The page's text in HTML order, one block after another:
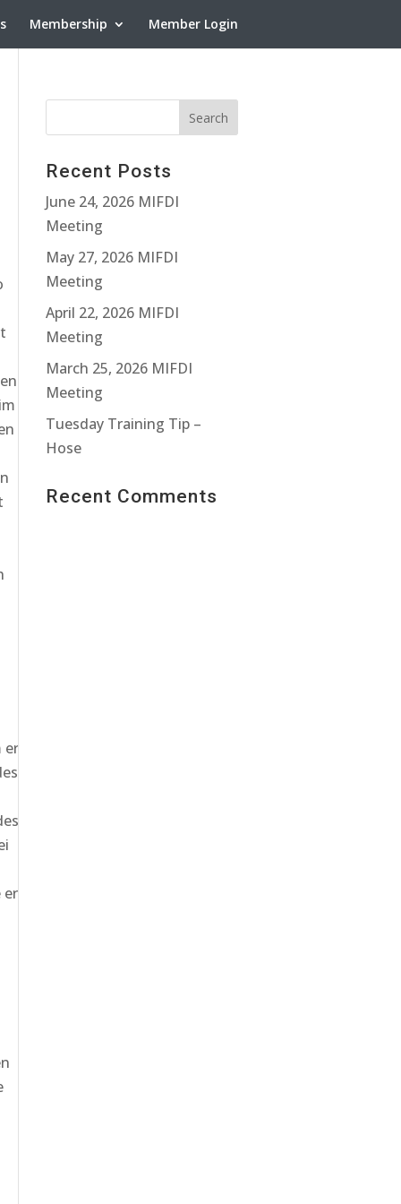
Membership Member Login
er
er
Recent Posts
June 24, 2026 MIFDI
Meeting
May 27, 2026 MIFDI
Meeting
April 22, 2026 MIFDI
Meeting
March 25, 2026 MIFDI
Meeting
Tuesday Training Tip –
Hose
Recent Comments